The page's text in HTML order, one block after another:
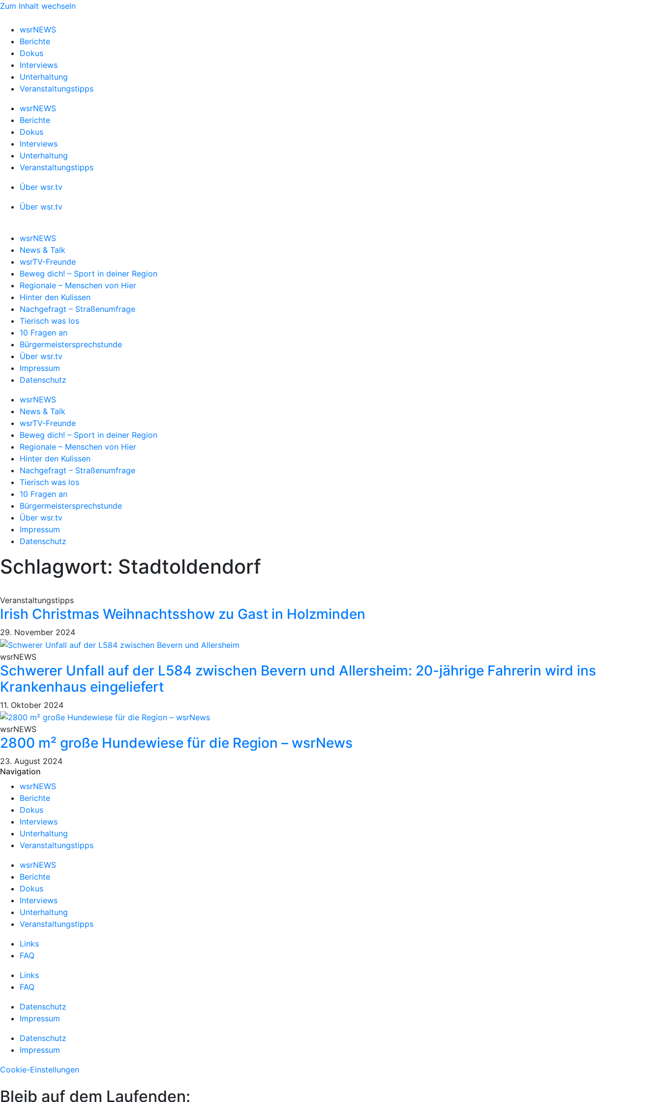
Zum Inhalt wechseln
wsrNEWS
Berichte
Dokus
Interviews
Unterhaltung
Veranstaltungstipps
wsrNEWS
Berichte
Dokus
Interviews
Unterhaltung
Veranstaltungstipps
Über wsr.tv
Über wsr.tv
wsrNEWS
News & Talk
wsrTV-Freunde
Beweg dich! – Sport in deiner Region
Regionale – Menschen von Hier
Hinter den Kulissen
Nachgefragt – Straßenumfrage
Tierisch was los
10 Fragen an
Bürgermeistersprechstunde
Über wsr.tv
Impressum
Datenschutz
wsrNEWS
News & Talk
wsrTV-Freunde
Beweg dich! – Sport in deiner Region
Regionale – Menschen von Hier
Hinter den Kulissen
Nachgefragt – Straßenumfrage
Tierisch was los
10 Fragen an
Bürgermeistersprechstunde
Über wsr.tv
Impressum
Datenschutz
Schlagwort: Stadtoldendorf
Veranstaltungstipps
Irish Christmas Weihnachtsshow zu Gast in Holzminden
29. November 2024
wsrNEWS
Schwerer Unfall auf der L584 zwischen Bevern und Allersheim: 20-jährige Fahrerin wird ins
Krankenhaus eingeliefert
11. Oktober 2024
wsrNEWS
2800 m² große Hundewiese für die Region – wsrNews
23. August 2024
Navigation
wsrNEWS
Berichte
Dokus
Interviews
Unterhaltung
Veranstaltungstipps
wsrNEWS
Berichte
Dokus
Interviews
Unterhaltung
Veranstaltungstipps
Links
FAQ
Links
FAQ
Datenschutz
Impressum
Datenschutz
Impressum
Cookie-Einstellungen
Bleib auf dem Laufenden: